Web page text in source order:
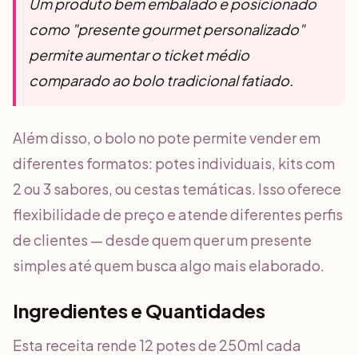
como "presente gourmet personalizado"
permite aumentar o ticket médio
comparado ao bolo tradicional fatiado.
Além disso, o bolo no pote permite vender em
diferentes formatos: potes individuais, kits com
2 ou 3 sabores, ou cestas temáticas. Isso oferece
flexibilidade de preço e atende diferentes perfis
de clientes — desde quem quer um presente
simples até quem busca algo mais elaborado.
Ingredientes e Quantidades
Esta receita rende 12 potes de 250ml cada